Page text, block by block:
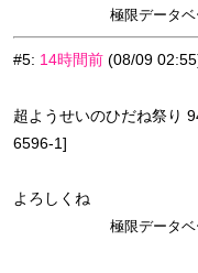
極限データ
#5: 14時間前 (08/09
超ようせいのひだね祭り
6596-1]
よろしくね
極限データ